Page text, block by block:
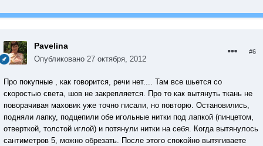
Pavelina
Опубликовано 27 октября, 2012
#6
Про покупные , как говорится, речи нет.... Там все шьется со
скоростью света, шов не закрепляется. Про то как вытянуть ткань не
поворачивая маховик уже точно писали, но повторю. Остановились,
подняли лапку, подцепили обе игольные нитки под лапкой (пинцетом,
отверткой, толстой иглой) и потянули нитки на себя. Когда вытянулось
сантиметров 5, можно обрезать. После этого спокойно вытягиваете